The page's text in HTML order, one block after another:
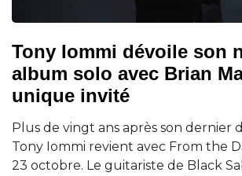
Tony Iommi dévoile son
album solo avec Brian
unique invité
Plus de vingt ans après son dernier
Tony Iommi revient avec From the
23 octobre. Le guitariste de Black